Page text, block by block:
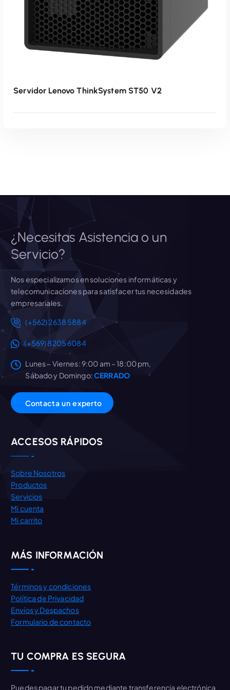
Consultar Disponibilidad
Leer Más
Servidor Lenovo ThinkSystem ST50 V2
¿Necesitas Asistencia o un
Servicio?
Nos especializamos en soluciones informáticas y
telecomunicaciones para satisfacer tus necesidades
empresariales.
(+562) 2638 5884
(+569) 8205 6084
Lunes – Viernes: 9:00 am – 18:00 pm,
Sábado y Domingo:CERRADO
Contacta un experto
ACCESOS RÁPIDOS
Sobre Nosotros
Productos
Servicios
Mi cuenta
Mi carrito
MÁS INFORMACIÓN
Términos y condiciones
Política de Privacidad
Envíos y Despachos
Formulario de contacto
TU COMPRA ES SEGURA
Puedes pagar tu pedido mediante transferencia electrónica